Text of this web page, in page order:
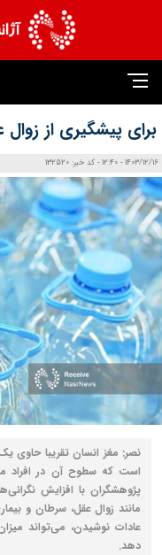
برای پیشگیری از
1403/12/16 - 12:40 - کد خبر: 132520
نصر: مغز انسان تقریبا حاوی
است که سطوح آن در افراد
پژوهشگران با افزایش
مانند زوال عقل، سرطان و
دهد.